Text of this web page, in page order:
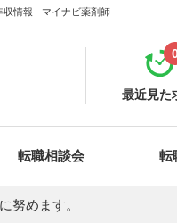
情報 - マイナビ薬剤師
最近見た
転職相談会 転
努めます。